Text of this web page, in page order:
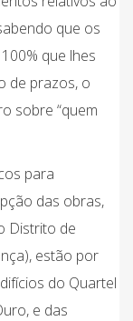
que os
que lhes
de prazos, o
sobre “quem
para
das obras,
Distrito de
estão por
do Quartel
e das